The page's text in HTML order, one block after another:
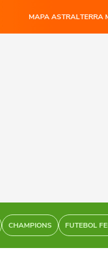
MAPA ASTRALTERRA
CHAMPIONS FUTEBOL